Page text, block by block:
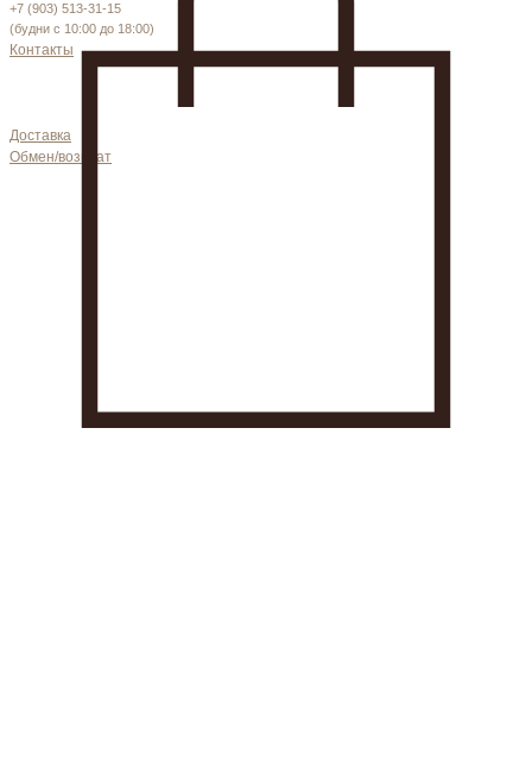
+7 (903) 513-31-15
(будни с 10:00 до 18:00)
Контакты
Доставка
Обмен/возврат